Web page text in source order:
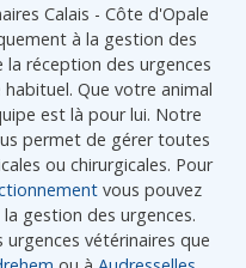
Calais - Côte d'Opale
à la gestion des
la réception des urgences
Que votre animal
est là pour lui. Notre
permet de gérer toutes
ou chirurgicales. Pour
vous pouvez
gestion des urgences.
vétérinaires que